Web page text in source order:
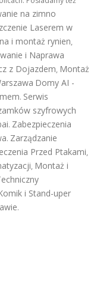
na zimno
Laserem w
i montaż rynien,
i Naprawa
z Dojazdem, Montaż
Domy AI -
. Serwis
szyfrowych
. Zabezpieczenia
. Zarządzanie
Przed Ptakami,
, Montaż i
i Stand-uper
.